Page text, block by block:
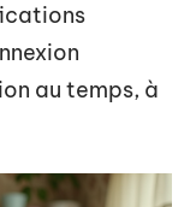
au temps, à